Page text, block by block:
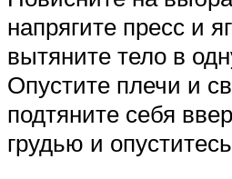
напрягите пресс и
вытяните тело в
Опустите плечи и
подтяните себя
грудью и